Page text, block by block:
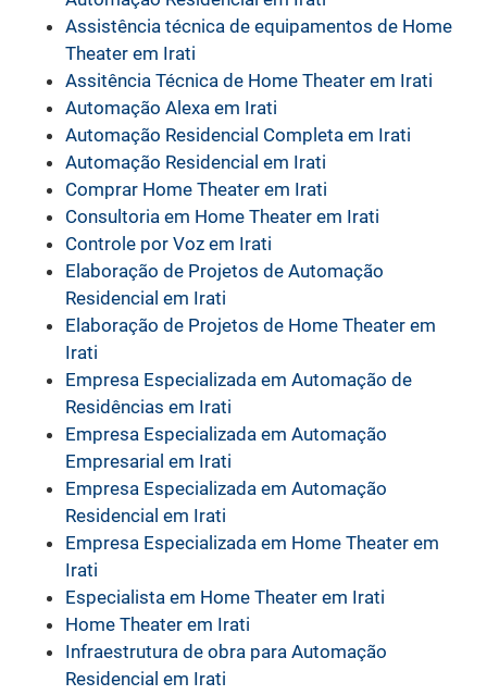
Assistência técnica de equipamentos de Home
Theater em Irati
Assitência Técnica de Home Theater em Irati
Automação Alexa em Irati
Automação Residencial Completa em Irati
Automação Residencial em Irati
Comprar Home Theater em Irati
Consultoria em Home Theater em Irati
Controle por Voz em Irati
Elaboração de Projetos de Automação
Residencial em Irati
Elaboração de Projetos de Home Theater em
Irati
Empresa Especializada em Automação de
Residências em Irati
Empresa Especializada em Automação
Empresarial em Irati
Empresa Especializada em Automação
Residencial em Irati
Empresa Especializada em Home Theater em
Irati
Especialista em Home Theater em Irati
Home Theater em Irati
Infraestrutura de obra para Automação
Residencial em Irati